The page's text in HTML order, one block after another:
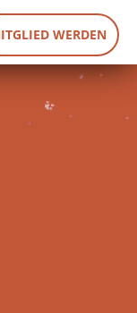
WERDEN